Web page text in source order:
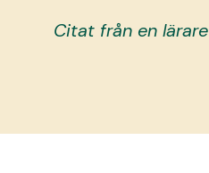
Citat från en lärare